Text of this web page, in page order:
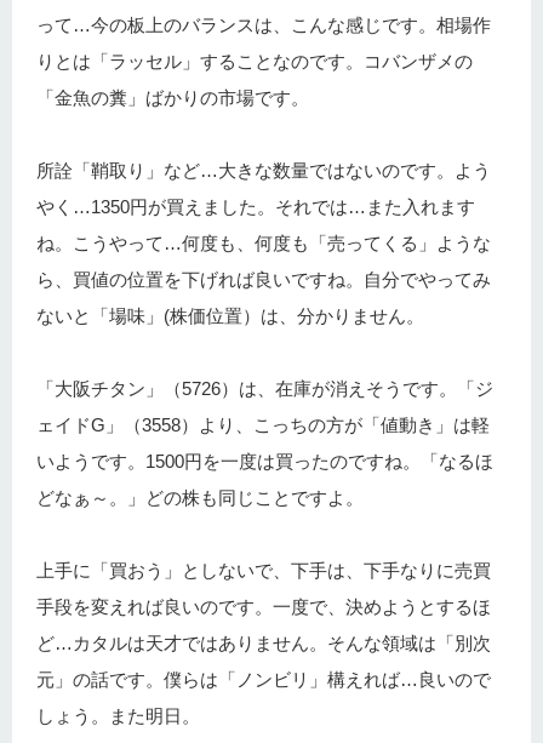
って…今の板上のバランスは、こんな感じです。相場作
りとは「ラッセル」することなのです。コバンザメの
「金魚の糞」ばかりの市場です。
所詮「鞘取り」など…大きな数量ではないのです。よう
やく…1350円が買えました。それでは…また入れます
ね。こうやって…何度も、何度も「売ってくる」ような
ら、買値の位置を下げれば良いですね。自分でやってみ
ないと「場味」(株価位置）は、分かりません。
「大阪チタン」（5726）は、在庫が消えそうです。「ジ
ェイドG」（3558）より、こっちの方が「値動き」は軽
いようです。1500円を一度は買ったのですね。「なるほ
どなぁ～。」どの株も同じことですよ。
上手に「買おう」としないで、下手は、下手なりに売買
手段を変えれば良いのです。一度で、決めようとするほ
ど…カタルは天才ではありません。そんな領域は「別次
元」の話です。僕らは「ノンビリ」構えれば…良いので
しょう。また明日。